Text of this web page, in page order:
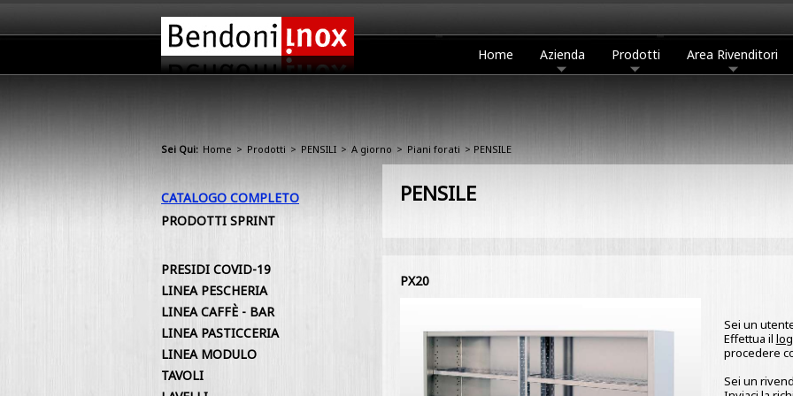
Home Azienda Prodotti Area Rivenditori
Sei Qui: Home > Prodotti > PENSILI > A giorno > Piani forati > PENSILE
PENSILE
PX20
Sei un
Effettua il
procedere
Sei un
CATALOGO COMPLETO
PRODOTTI SPRINT
PRESIDI COVID-19
LINEA PESCHERIA
LINEA CAFFÈ - BAR
LINEA PASTICCERIA
LINEA MODULO
TAVOLI